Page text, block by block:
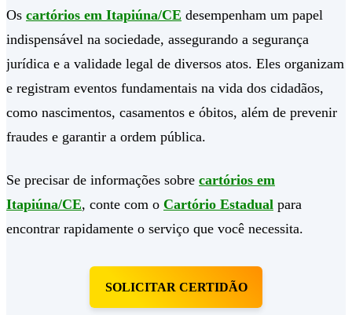
Os cartórios em Itapiúna/CE desempenham um papel
indispensável na sociedade, assegurando a segurança
jurídica e a validade legal de diversos atos. Eles organizam
e registram eventos fundamentais na vida dos cidadãos,
como nascimentos, casamentos e óbitos, além de prevenir
fraudes e garantir a ordem pública.
Se precisar de informações sobre cartórios em
Itapiúna/CE, conte com o Cartório Estadual para
encontrar rapidamente o serviço que você necessita.
SOLICITAR CERTIDÃO